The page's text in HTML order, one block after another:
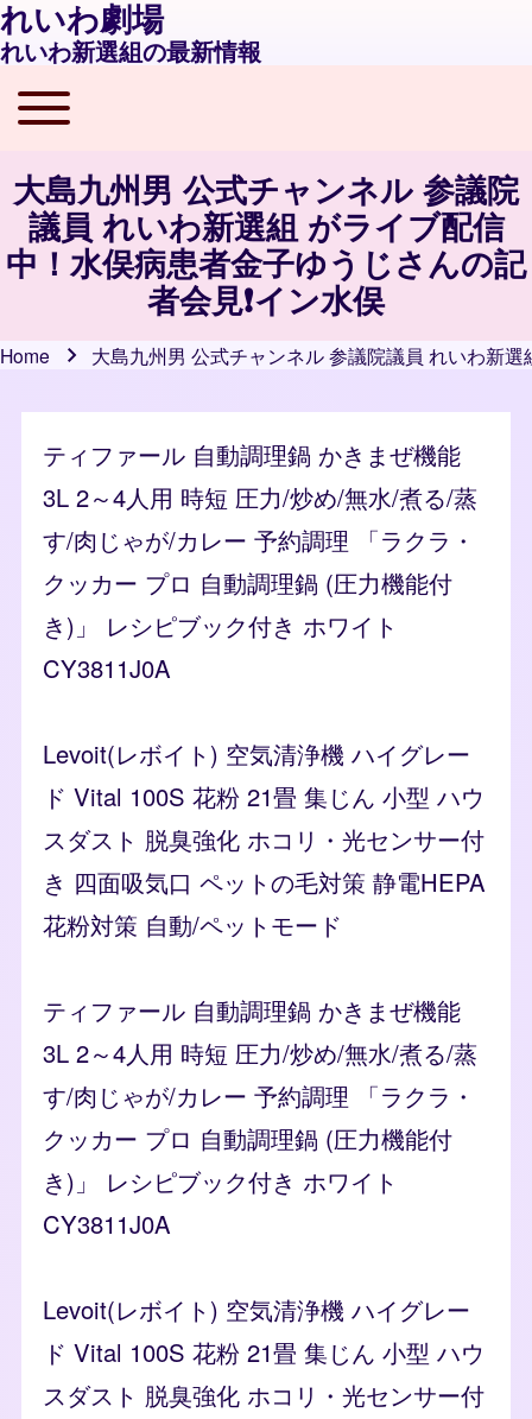
れいわ劇場
れいわ新選組の最新情報
Main navigation
Toggle main menu
大島九州男 公式チャンネル 参議院
議員 れいわ新選組 がライブ配信
中！水俣病患者金子ゆうじさんの記
者会見❗️イン水俣
Home 大島九州男 公式チャンネル 参議院議員 れいわ新
ティファール 自動調理鍋 かきまぜ機能
3L 2～4人用 時短 圧力/炒め/無水/煮る/蒸
す/肉じゃが/カレー 予約調理 「ラクラ・
クッカー プロ 自動調理鍋 (圧力機能付
き)」 レシピブック付き ホワイト
CY3811J0A
Levoit(レボイト) 空気清浄機 ハイグレー
ド Vital 100S 花粉 21畳 集じん 小型 ハウ
スダスト 脱臭強化 ホコリ・光センサー付
き 四面吸気口 ペットの毛対策 静電HEPA
花粉対策 自動/ペットモード
ティファール 自動調理鍋 かきまぜ機能
3L 2～4人用 時短 圧力/炒め/無水/煮る/蒸
す/肉じゃが/カレー 予約調理 「ラクラ・
クッカー プロ 自動調理鍋 (圧力機能付
き)」 レシピブック付き ホワイト
CY3811J0A
Levoit(レボイト) 空気清浄機 ハイグレー
ド Vital 100S 花粉 21畳 集じん 小型 ハウ
スダスト 脱臭強化 ホコリ・光センサー付